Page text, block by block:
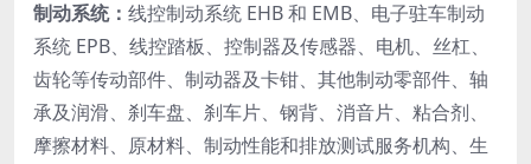
制动系统： 线控制动系统 EHB 和 EMB、电子驻车制动
系统 EPB、线控踏板、控制器及传感器、电机、丝杠、
齿轮等传动部件、制动器及卡钳、其他制动零部件、轴
承及润滑、刹车盘、刹车片、钢背、消音片、粘合剂、
摩擦材料、原材料、制动性能和排放测试服务机构、生